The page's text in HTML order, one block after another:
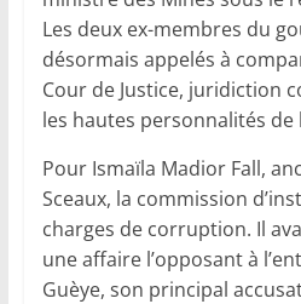
Les deux ex-membres du
désormais appelés à
Cour de Justice, juridiction
les hautes personnalités de
Pour Ismaïla Madior Fall,
Sceaux, la commission
charges de corruption. Il
une affaire l’opposant à
Guèye, son principal